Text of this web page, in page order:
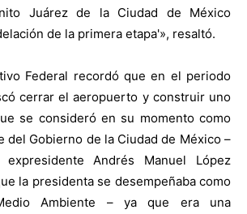
Juárez de la Ciudad de México
de la primera etapa'», resaltó.
Federal recordó que en el periodo
cerrar el aeropuerto y construir uno
se consideró en su momento como
del Gobierno de la Ciudad de México –
Andrés Manuel López
la presidenta se desempeñaba como
Ambiente – ya que era una